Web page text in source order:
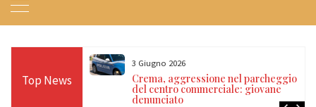
Top News
in extremis in
3 Giugno 2026
Crema, aggressione nel parcheggio
del centro commerciale: giovane
denunciato